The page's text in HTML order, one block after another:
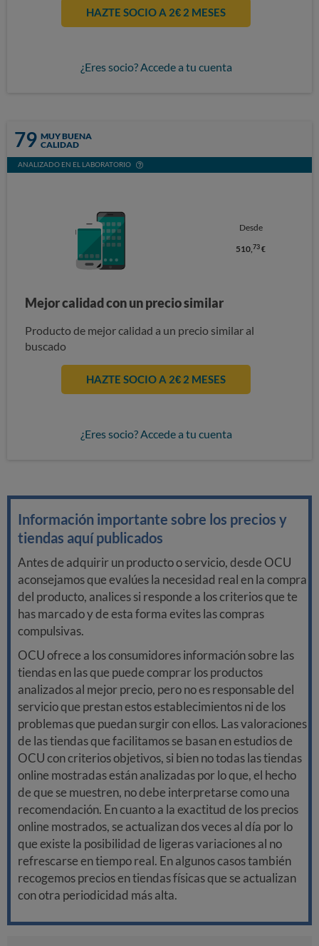
HAZTE SOCIO A 2€ 2 MESES
¿Eres socio? Accede a tu cuenta
79 MUY BUENA
CALIDAD
ANALIZADO EN EL LABORATORIO
Desde
510,73 €
Mejor calidad con un precio similar
Producto de mejor calidad a un precio similar al
buscado
HAZTE SOCIO A 2€ 2 MESES
¿Eres socio? Accede a tu cuenta
Información importante sobre los precios y
tiendas aquí publicados
Antes de adquirir un producto o servicio, desde OCU
aconsejamos que evalúes la necesidad real en la compra
del producto, analices si responde a los criterios que te
has marcado y de esta forma evites las compras
compulsivas.
OCU ofrece a los consumidores información sobre las
tiendas en las que puede comprar los productos
analizados al mejor precio, pero no es responsable del
servicio que prestan estos establecimientos ni de los
problemas que puedan surgir con ellos. Las valoraciones
de las tiendas que facilitamos se basan en estudios de
OCU con criterios objetivos, si bien no todas las tiendas
online mostradas están analizadas por lo que, el hecho
de que se muestren, no debe interpretarse como una
recomendación. En cuanto a la exactitud de los precios
online mostrados, se actualizan dos veces al día por lo
que existe la posibilidad de ligeras variaciones al no
refrescarse en tiempo real. En algunos casos también
recogemos precios en tiendas físicas que se actualizan
con otra periodicidad más alta.